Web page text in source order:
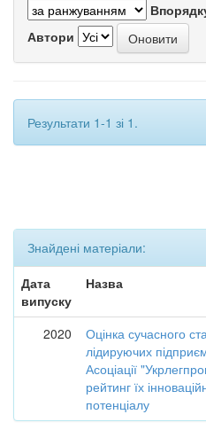
Автори
Результати 1-1 зі 1.
Знайдені матеріали:
Дата
випуску
Назва
2020
Оцінка сучасного
лідируючих
Асоціації
рейтинг їх
потенціалу